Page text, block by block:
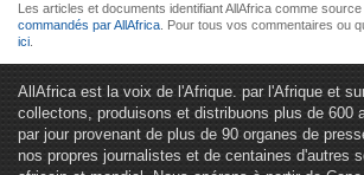
Les articles et documents identifiant AllAfrica comme
commandés par AllAfrica . Pour tous vos commentaires ou
ici
AllAfrica est la voix de l'Afrique. par l'Afrique et
collectons, produisons et distribuons plus de 600
par jour provenant de plus de 90 organes de
nos propres journalistes et de centaines d'autres